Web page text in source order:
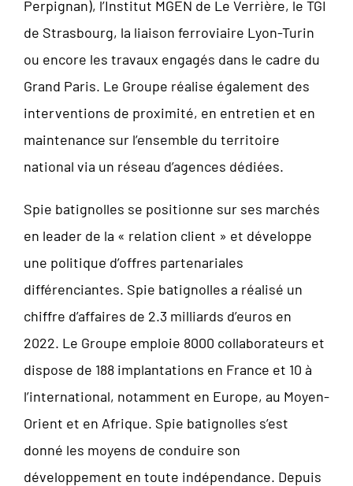
Perpignan), l’Institut MGEN de Le Verrière, le TGI
de Strasbourg, la liaison ferroviaire Lyon-Turin
ou encore les travaux engagés dans le cadre du
Grand Paris. Le Groupe réalise également des
interventions de proximité, en entretien et en
maintenance sur l’ensemble du territoire
national via un réseau d’agences dédiées.
Spie batignolles se positionne sur ses marchés
en leader de la « relation client » et développe
une politique d’offres partenariales
différenciantes. Spie batignolles a réalisé un
chiffre d’affaires de 2.3 milliards d’euros en
2022. Le Groupe emploie 8000 collaborateurs et
dispose de 188 implantations en France et 10 à
l’international, notamment en Europe, au Moyen-
Orient et en Afrique. Spie batignolles s’est
donné les moyens de conduire son
développement en toute indépendance. Depuis